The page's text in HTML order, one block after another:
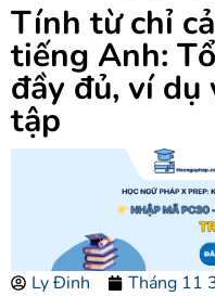
Tính từ chỉ
tiếng Anh:
đầy đủ, ví dụ
tập
Ly Đinh Tháng 11